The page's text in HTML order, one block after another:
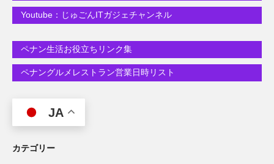
Youtube：じゅごんITガジェチャンネル
ペナン生活お役立ちリンク集
ペナングルメレストラン営業日時リスト
JA
カテゴリー